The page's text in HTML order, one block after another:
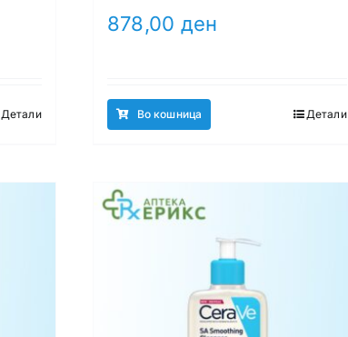
Детали
878,00 ден
Во кошница Детали